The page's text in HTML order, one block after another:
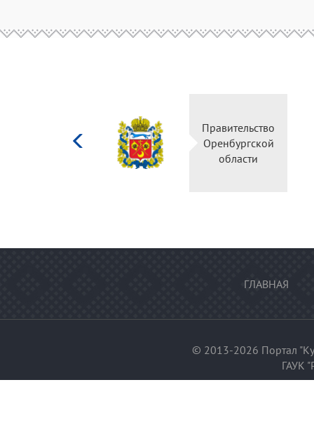
культуры
Российской
Правительство
Оренбургской
области
ГЛАВНАЯ
© 2013-2026 Портал
ГАУК